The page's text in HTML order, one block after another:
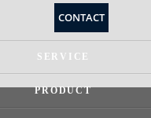
CONTACT
SERVICE
PRODUCT